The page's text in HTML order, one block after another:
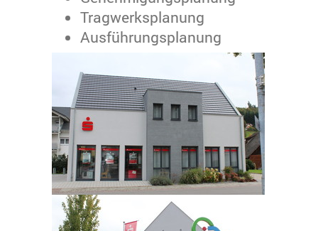
Tragwerksplanung
Ausführungsplanung